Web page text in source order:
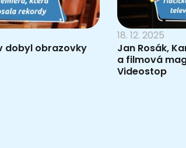
dobyl obrazovky
18. 12. 2025
Jan Rosák,
a filmová
Videostop